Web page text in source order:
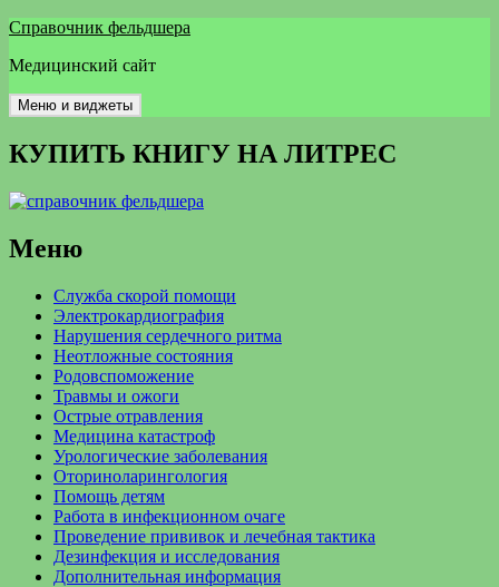
Перейти
содержимому
Справочник фельдшера
Медицинский сайт
Меню и виджеты
КУПИТЬ КНИГУ НА ЛИТРЕС
Меню
Служба скорой помощи
Электрокардиография
Нарушения сердечного ритма
Неотложные состояния
Родовспоможение
Травмы и ожоги
Острые отравления
Медицина катастроф
Урологические заболевания
Оториноларингология
Помощь детям
Работа в инфекционном очаге
Проведение прививок и лечебная тактика
Дезинфекция и исследования
Дополнительная информация